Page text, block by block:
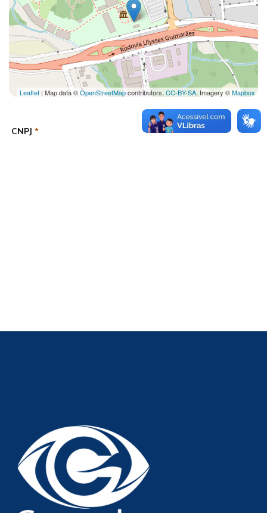
Leaflet| Map data ©OpenStreetMapcontributors, CC-BY-SA, Imagery ©Mapbox
CNPJ *